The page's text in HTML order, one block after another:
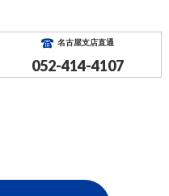
名古屋支店直通
052-414-4107